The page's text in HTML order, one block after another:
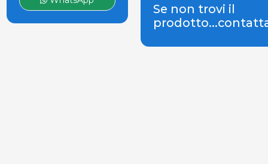
Se non trovi il